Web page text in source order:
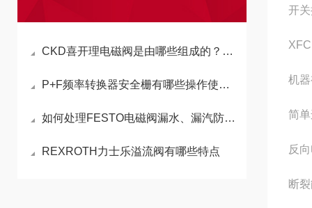
CKD喜开理电磁阀是由哪些组成的？其中是否包括线圈
P+F频率转换器安全栅有哪些操作使用注意事项
如何处理FESTO电磁阀漏水、漏汽防范措施
REXROTH力士乐溢流阀有哪些特点
开
机
简
反
断